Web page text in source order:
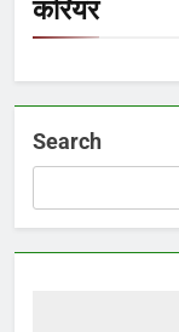
करियर
Search